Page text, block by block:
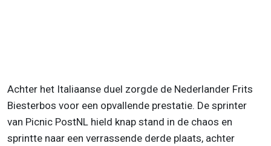
Achter het Italiaanse duel zorgde de Nederlander Frits
Biesterbos voor een opvallende prestatie. De sprinter
van Picnic PostNL hield knap stand in de chaos en
sprintte naar een verrassende derde plaats, achter